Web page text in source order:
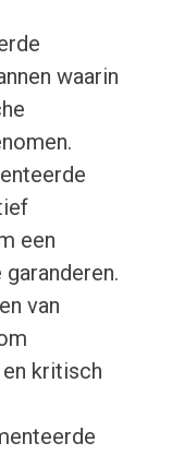
waarin
een
van
kritisch